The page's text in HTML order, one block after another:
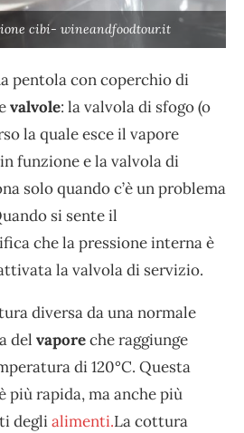
cibi- wineandfoodtour.it
pentola con coperchio di
valvole: la valvola di sfogo (o
la quale esce il vapore
funzione e la valvola di
solo quando c’è un problema
si sente il
che la pressione interna è
la valvola di servizio.
diversa da una normale
del vaporeche raggiunge
di 120°C. Questa
rapida, ma anche più
deglialimenti.La cottura